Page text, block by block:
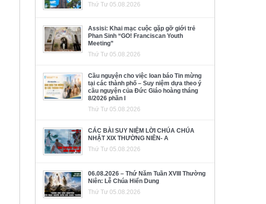
Thứ Tư 05.08.2026
Assisi: Khai mạc cuộc gặp gỡ giới trẻ
Phan Sinh “GO! Franciscan Youth
Meeting”
Thứ Tư 05.08.2026
Cầu nguyện cho việc loan báo Tin mừng
tại các thành phố – Suy niệm dựa theo ý
cầu nguyện của Đức Giáo hoàng tháng
8/2026 phần I
Thứ Tư 05.08.2026
CÁC BÀI SUY NIỆM LỜI CHÚA CHÚA
NHẬT XIX THƯỜNG NIÊN- A
Thứ Tư 05.08.2026
06.08.2026 – Thứ Năm Tuần XVIII Thường
Niên: Lễ Chúa Hiển Dung
Thứ Tư 05.08.2026